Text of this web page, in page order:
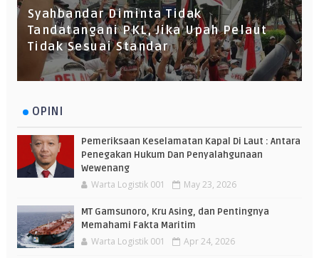
Syahbandar Diminta Tidak
Tandatangani PKL, Jika Upah Pelaut
Tidak Sesuai Standar
OPINI
Pemeriksaan Keselamatan Kapal Di Laut : Antara
Penegakan Hukum Dan Penyalahgunaan
Wewenang
Warta Logistik 001 May 23, 2026
MT Gamsunoro, Kru Asing, dan Pentingnya
Memahami Fakta Maritim
Warta Logistik 001 Apr 24, 2026